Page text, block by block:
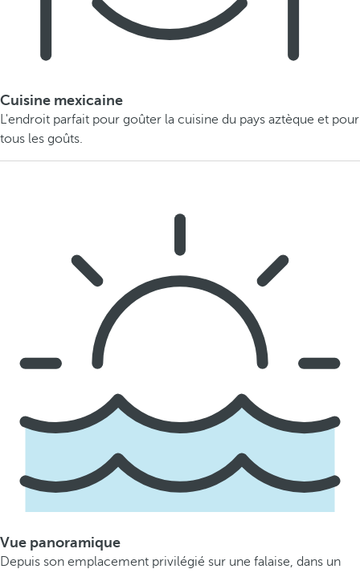
Cuisine mexicaine
L'endroit parfait pour goûter la cuisine du pays aztèque et pour
tous les goûts.
Vue panoramique
Depuis son emplacement privilégié sur une falaise, dans un